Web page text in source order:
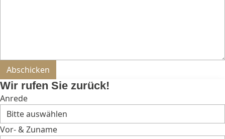
Bitte nicht ausfüllen.
Abschicken
Wir rufen Sie zurück!
Anrede
Vor- & Zuname